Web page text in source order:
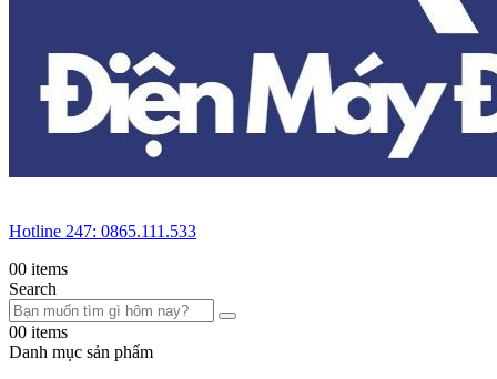
Hotline 247: 0865.111.533
00 items
Search
00 items
Danh mục sản phẩm